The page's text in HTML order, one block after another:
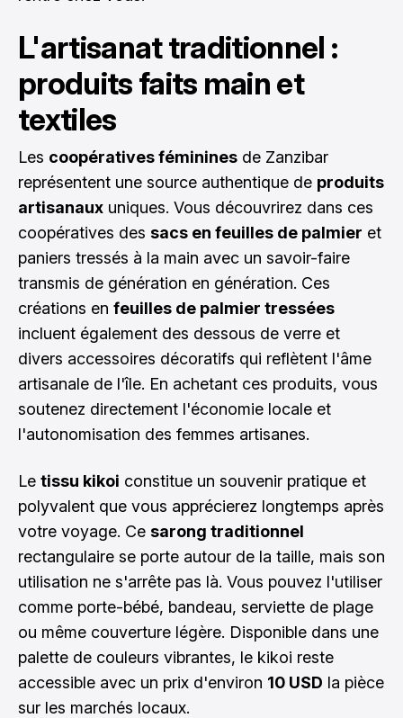
L'artisanat traditionnel :
produits faits main et
textiles
Les coopératives féminines de Zanzibar
représentent une source authentique de produits
artisanaux uniques. Vous découvrirez dans ces
coopératives des sacs en feuilles de palmier et
paniers tressés à la main avec un savoir-faire
transmis de génération en génération. Ces
créations en feuilles de palmier tressées
incluent également des dessous de verre et
divers accessoires décoratifs qui reflètent l'âme
artisanale de l'île. En achetant ces produits, vous
soutenez directement l'économie locale et
l'autonomisation des femmes artisanes.
Le tissu kikoi constitue un souvenir pratique et
polyvalent que vous apprécierez longtemps après
votre voyage. Ce sarong traditionnel
rectangulaire se porte autour de la taille, mais son
utilisation ne s'arrête pas là. Vous pouvez l'utiliser
comme porte-bébé, bandeau, serviette de plage
ou même couverture légère. Disponible dans une
palette de couleurs vibrantes, le kikoi reste
accessible avec un prix d'environ 10 USD la pièce
sur les marchés locaux.